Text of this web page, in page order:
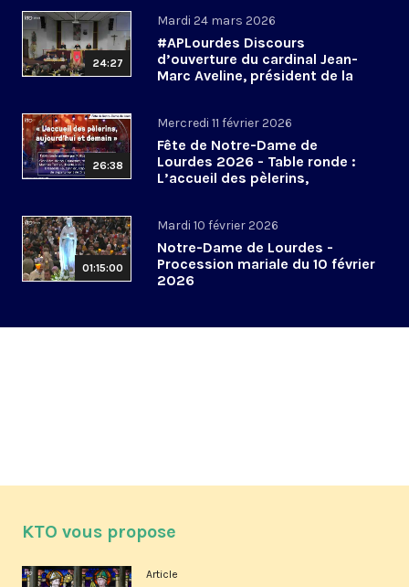
24:27
Mardi 24 mars 2026
#APLourdes Discours
d’ouverture du cardinal Jean-
Marc Aveline, président de la
26:38
Mercredi 11 février 2026
Fête de Notre-Dame de
Lourdes 2026 - Table ronde :
L’accueil des pèlerins,
01:15:00
Mardi 10 février 2026
Notre-Dame de Lourdes -
Procession mariale du 10 février
2026
KTO vous propose
Article